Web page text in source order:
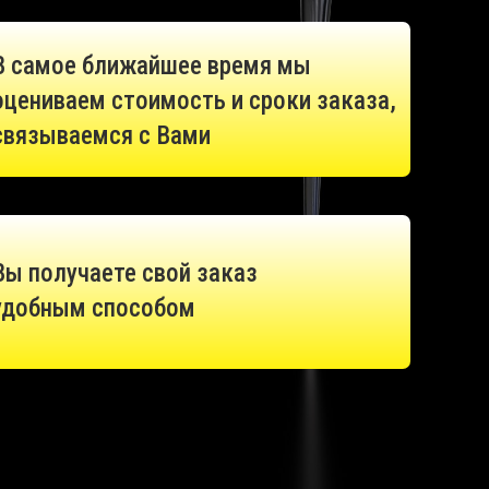
самое ближайшее время мы
стоимость и сроки заказа,
с Вами
получаете свой заказ
способом